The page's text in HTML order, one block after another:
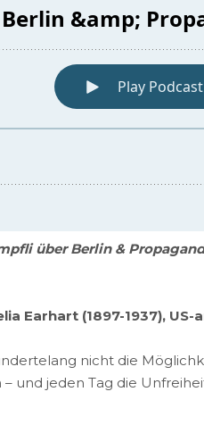
über Berlin &
Earhart (1897-1937),
nicht die
und jeden Tag die